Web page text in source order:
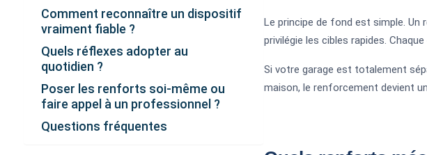
Comment reconnaître un dispositif
vraiment fiable ?
Quels réflexes adopter au
quotidien ?
Poser les renforts soi-même ou
faire appel à un professionnel ?
Questions fréquentes
Le principe de fond est simple. Un
privilégie les cibles rapides.
Si votre garage est totalement
maison, le renforcement devient